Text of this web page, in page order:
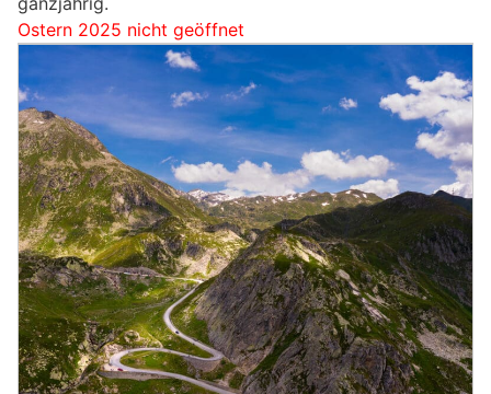
Ostern 2025 nicht geöffnet